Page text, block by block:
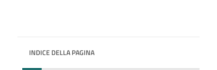
INDICE DELLA PAGINA